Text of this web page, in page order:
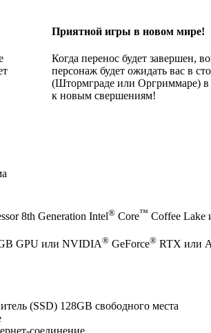
Приятной игры в новом мире!
Когда перенос будет завершен,
персонаж будет ожидать вас в
(Штормграде или Оргриммаре)
к новым свершениям!
8th Generation Intel® Core™ Coffee Lake
GPU или NVIDIA® GeForce® RTX или
(SSD) 128GB свободного места